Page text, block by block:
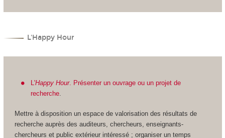
L'Happy Hour
L'Happy Hour. Présenter un ouvrage ou un projet de
recherche
Mettre à disposition un espace de valorisation des résultats de
recherche auprès des auditeurs, chercheurs, enseignants-
chercheurs et public extérieur intéressé ; organiser un temps